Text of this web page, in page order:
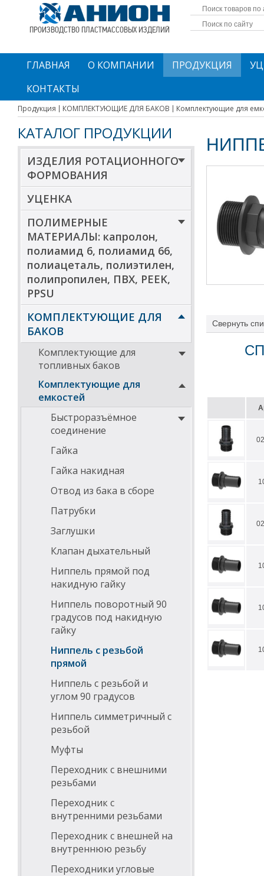
ПРОИЗВОДСТВО ПЛАСТМАССОВЫХ ИЗДЕЛИЙ
ГЛАВНАЯ О КОМПАНИИ ПРОДУКЦИЯ
КОНТАКТЫ
Продукция КОМПЛЕКТУЮЩИЕ ДЛЯ БАКОВ Комплектующие для
КАТАЛОГ ПРОДУКЦИИ
ИЗДЕЛИЯ РОТАЦИОННОГО
ФОРМОВАНИЯ
УЦЕНКА
ПОЛИМЕРНЫЕ
МАТЕРИАЛЫ: капролон,
полиамид 6, полиамид 66,
полиацеталь, полиэтилен,
полипропилен, ПВХ, PEEK,
PPSU
КОМПЛЕКТУЮЩИЕ ДЛЯ
БАКОВ
Комплектующие для
топливных баков
Комплектующие для
емкостей
Быстроразъёмное
соединение
Гайка
Гайка накидная
Отвод из бака в сборе
Патрубки
Заглушки
Клапан дыхательный
Ниппель прямой под
накидную гайку
Ниппель поворотный 90
градусов под накидную
гайку
Ниппель с резьбой
прямой
Ниппель с резьбой и
углом 90 градусов
Ниппель симметричный с
резьбой
Муфты
Переходник с внешними
резьбами
Переходник с
внутренними резьбами
Переходник с внешней на
внутреннюю резьбу
Переходники угловые
Свернуть